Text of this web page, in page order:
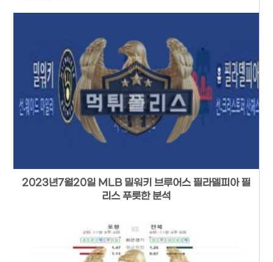
2023년7월20일 MLB 밀워키 브루어스 필라델피아 필
리스 푸릇한 분석